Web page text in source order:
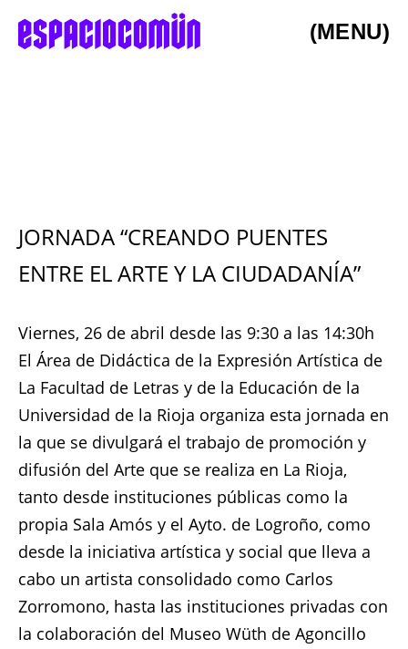
(MENU)
JORNADA “CREANDO PUENTES
ENTRE EL ARTE Y LA CIUDADANÍA”
Viernes, 26 de abril desde las 9:30 a las 14:30h
El Área de Didáctica de la Expresión Artística de
La Facultad de Letras y de la Educación de la
Universidad de la Rioja organiza esta jornada en
la que se divulgará el trabajo de promoción y
difusión del Arte que se realiza en La Rioja,
tanto desde instituciones públicas como la
propia Sala Amós y el Ayto. de Logroño, como
desde la iniciativa artística y social que lleva a
cabo un artista consolidado como Carlos
Zorromono, hasta las instituciones privadas con
la colaboración del Museo Wüth de Agoncillo